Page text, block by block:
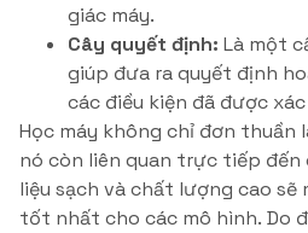
giác máy.
Cây quyết định: Là một
giúp đưa ra quyết định
các điều kiện đã được
Học máy không chỉ đơn thuần
nó còn liên quan trực tiếp đến
liệu sạch và chất lượng cao
tốt nhất cho các mô hình. Do